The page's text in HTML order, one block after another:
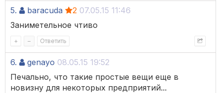
5. baracuda 2 07.05.15 11:46
Заниметельное чтиво
+ – Ответить
6. genayo 08.05.15 19:52
Печально, что такие простые вещи еще в
новизну для некоторых предприятий...